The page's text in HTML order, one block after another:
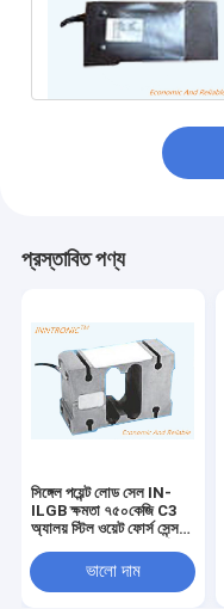
প্রস্তাবিত পণ্য
সিঙ্গেল পয়েন্ট লোড সেল IN-
ILGB ক্ষমতা ৭৫০কেজি C3
অ্যালয় স্টিল ওয়েট ফোর্স সেন্সর
স্কেলের জন্য ২mv/v
ভালো দাম